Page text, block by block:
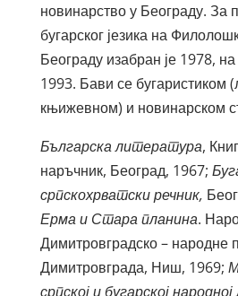
новинарство у Београду. За
бугарског језика на
Београду изабран је 1978,
1993. Бави се бугаристиком
књижевном) и новинарском
Българска литература,
наръчник, Београд, 1967;
српскохрватски речник,
Ерма и Стара планина.
Димитровградско – народне
Димитровграда, Ниш, 1969;
српској и бугарској